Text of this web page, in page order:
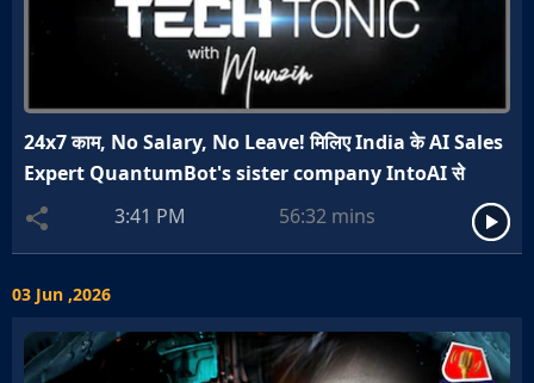
24x7 काम, No Salary, No Leave! मिलिए India के AI Sales
Expert QuantumBot's sister company IntoAI से
3:41 PM
56:32 mins
03 Jun ,2026